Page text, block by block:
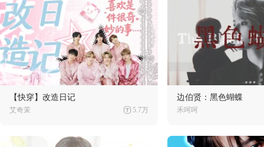
【快穿】改造日记
艾奇茉 5.7万
边伯贤：黑色蝴蝶
禾呵呵